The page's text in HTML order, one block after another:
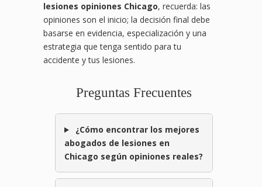
lesiones opiniones Chicago, recuerda: las
opiniones son el inicio; la decisión final debe
basarse en evidencia, especialización y una
estrategia que tenga sentido para tu
accidente y tus lesiones.
Preguntas Frecuentes
¿Cómo encontrar los mejores
abogados de lesiones en
Chicago según opiniones reales?